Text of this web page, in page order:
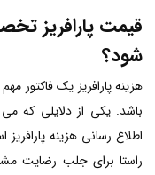
قیمت پارافریز
شود؟
هزینه پارافریز یک فاکتور
باشد. یکی از دلایلی که
اطلاع رسانی هزینه
راستا برای جلب رضایت